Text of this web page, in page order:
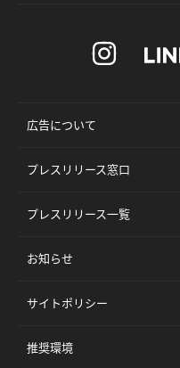
広告について
プレスリリース窓口
プレスリリース一覧
お知らせ
サイトポリシー
推奨環境